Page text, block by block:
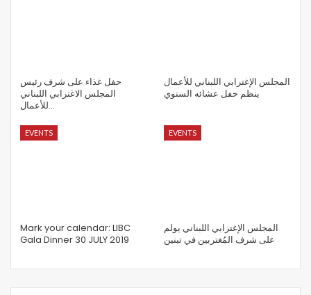
حفل غذاء على شرف رئيس
المجلس الاغترابي اللبناني
للأعمال…
المجلس الإغترابي اللبناني للأعمال
ينظم حفل عشائه السنوي
EVENTS
Mark your calendar: LIBC
Gala Dinner 30 JULY 2019
EVENTS
المجلس الإغترابي اللبناني يولم
على شرف المُغتربين في تبنين